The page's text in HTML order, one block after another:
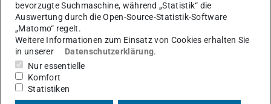
Proof of Concept Grant
Ein Proof of Concept-Grant
die Forschungsgrants des Europäischen
Forschungsrats (European Research Council, ERC)
bevorzugte Suchmaschine, während „Statistik“ die
Auswertung durch die Open-Source-Statistik-Software
„Matomo“ regelt.
Weitere Informationen zum Einsatz von Cookies erhalten Sie
in unserer
Datenschutzerklärung.
Nur essentielle
Komfort
Statistiken